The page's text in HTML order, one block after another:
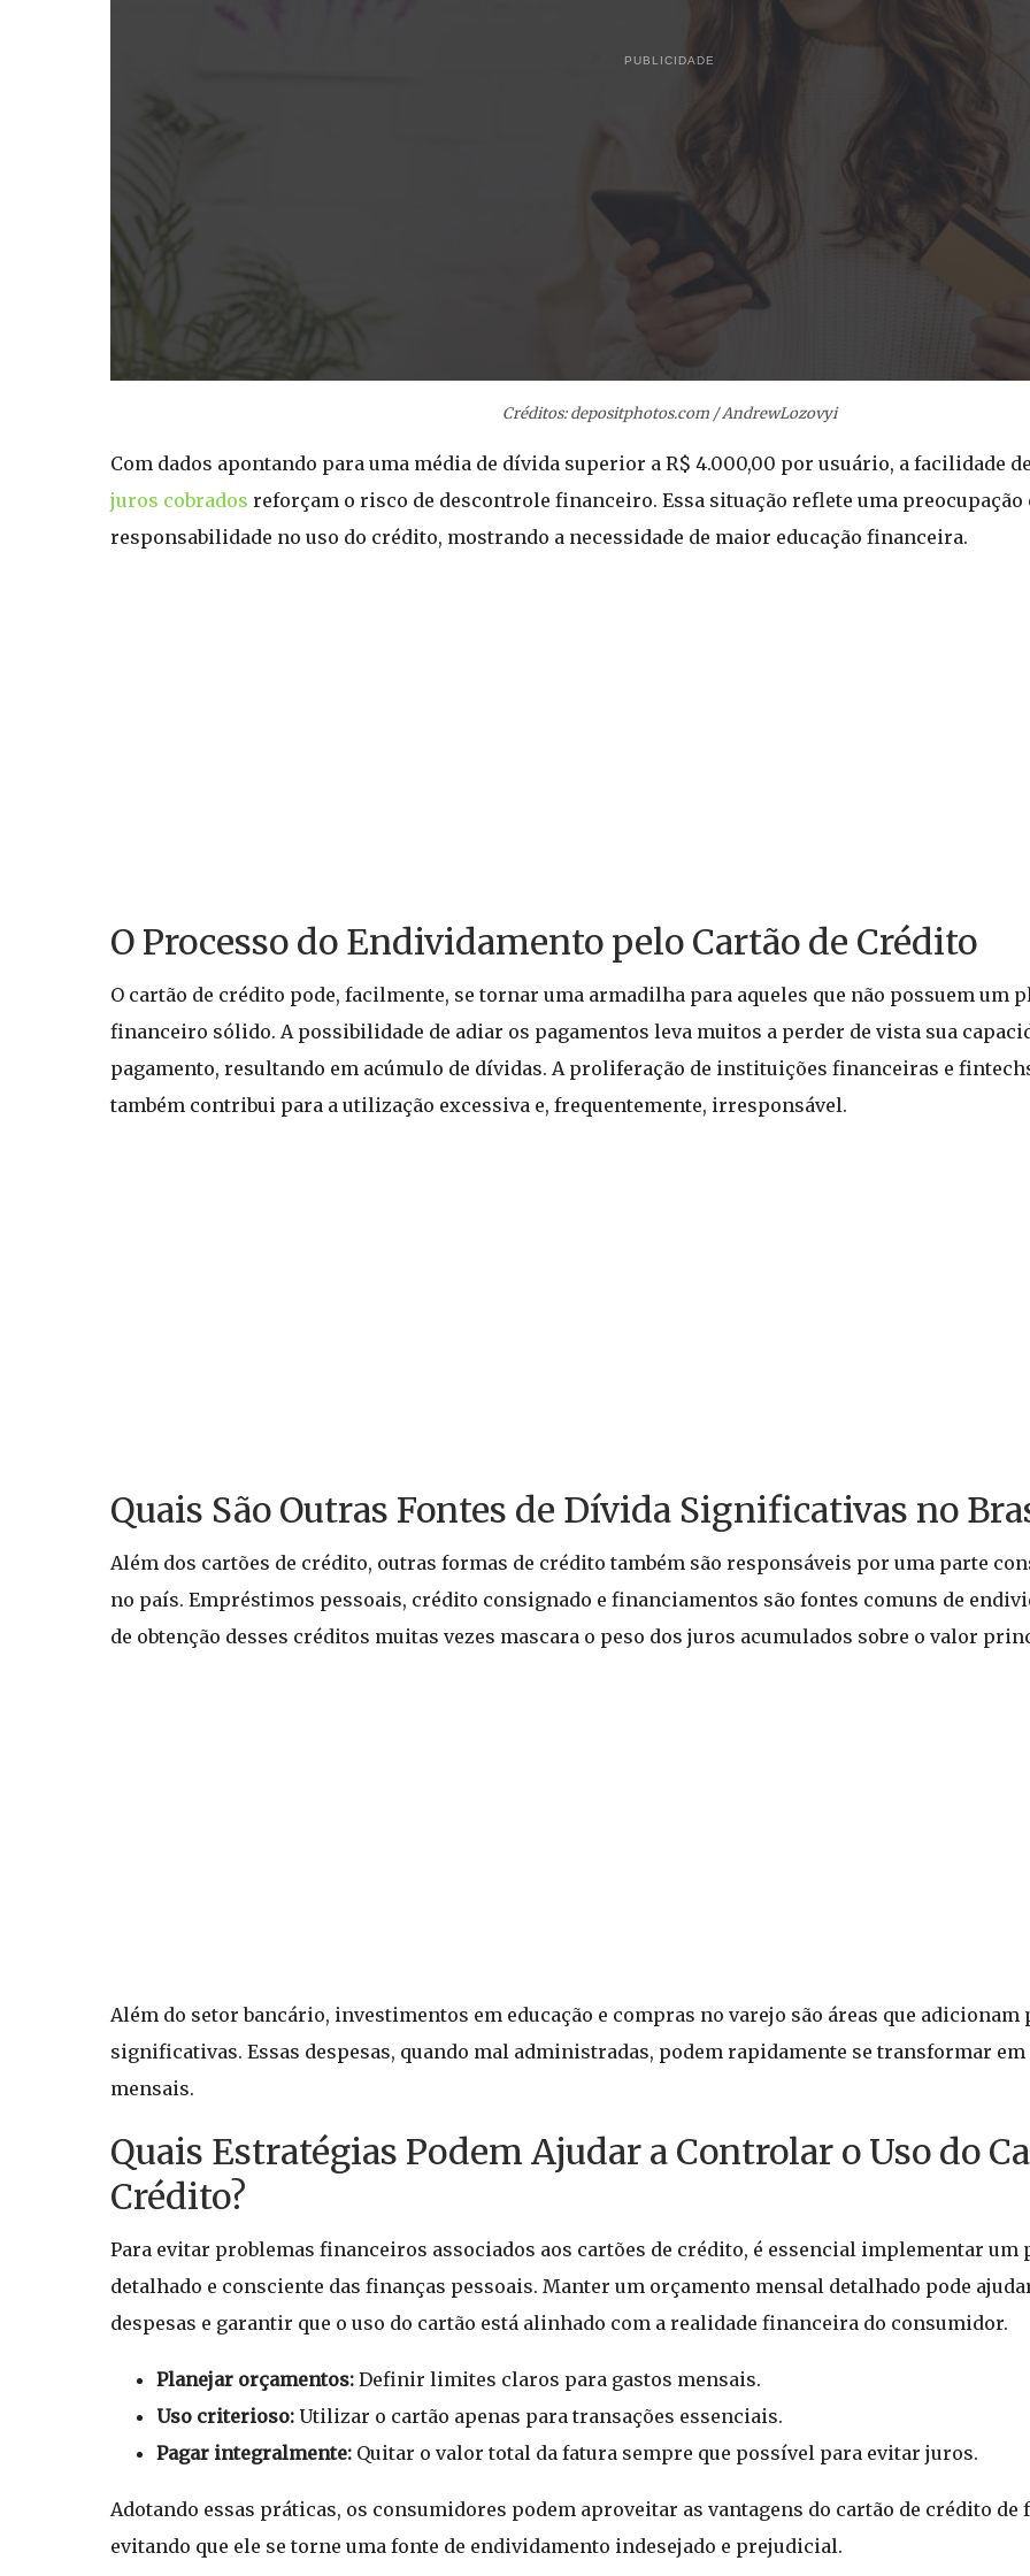
PUBLICIDADE
Créditos: depositphotos.com / AndrewLozovyi
Com dados apontando para uma média de dívida superior a R$ 4.000,00 por usuário, a facilidade
juros cobrados reforçam o risco de descontrole financeiro. Essa situação reflete uma preocupação
responsabilidade no uso do crédito, mostrando a necessidade de maior educação financeira.
O Processo do Endividamento pelo Cartão de Crédito
O cartão de crédito pode, facilmente, se tornar uma armadilha para aqueles que não possuem um
financeiro sólido. A possibilidade de adiar os pagamentos leva muitos a perder de vista sua
pagamento, resultando em acúmulo de dívidas. A proliferação de instituições financeiras e
também contribui para a utilização excessiva e, frequentemente, irresponsável.
Quais São Outras Fontes de Dívida Significativas no
Além dos cartões de crédito, outras formas de crédito também são responsáveis por uma parte
no país. Empréstimos pessoais, crédito consignado e financiamentos são fontes comuns de
de obtenção desses créditos muitas vezes mascara o peso dos juros acumulados sobre o valor
Além do setor bancário, investimentos em educação e compras no varejo são áreas que
significativas. Essas despesas, quando mal administradas, podem rapidamente se transformar em
mensais.
Quais Estratégias Podem Ajudar a Controlar o Uso do
Crédito?
Para evitar problemas financeiros associados aos cartões de crédito, é essencial implementar um
detalhado e consciente das finanças pessoais. Manter um orçamento mensal detalhado pode
despesas e garantir que o uso do cartão está alinhado com a realidade financeira do consumidor.
Planejar orçamentos: Definir limites claros para gastos mensais.
Uso criterioso: Utilizar o cartão apenas para transações essenciais.
Pagar integralmente: Quitar o valor total da fatura sempre que possível para evitar juros.
Adotando essas práticas, os consumidores podem aproveitar as vantagens do cartão de crédito de
evitando que ele se torne uma fonte de endividamento indesejado e prejudicial.